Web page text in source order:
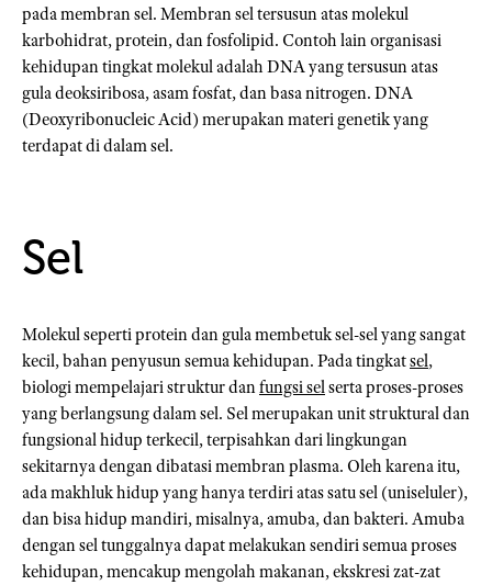
pada membran sel. Membran sel tersusun atas molekul
karbohidrat, protein, dan fosfolipid. Contoh lain organisasi
kehidupan tingkat molekul adalah DNA yang tersusun atas
gula deoksiribosa, asam fosfat, dan basa nitrogen. DNA
(Deoxyribonucleic Acid) merupakan materi genetik yang
terdapat di dalam sel.
Sel
Molekul seperti protein dan gula membetuk sel-sel yang sangat
kecil, bahan penyusun semua kehidupan. Pada tingkatsel,
biologi mempelajari struktur danfungsi selserta proses-proses
yang berlangsung dalam sel. Sel merupakan unit struktural dan
fungsional hidup terkecil, terpisahkan dari lingkungan
sekitarnya dengan dibatasi membran plasma. Oleh karena itu,
ada makhluk hidup yang hanya terdiri atas satu sel (uniseluler),
dan bisa hidup mandiri, misalnya, amuba, dan bakteri. Amuba
dengan sel tunggalnya dapat melakukan sendiri semua proses
kehidupan, mencakup mengolah makanan, ekskresi zat-zat